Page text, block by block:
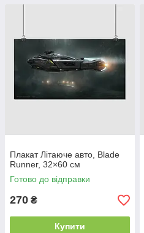
Плакат Літаюче авто, Blade
Runner, 32×60 см
Готово до відправки
270 ₴
Купити